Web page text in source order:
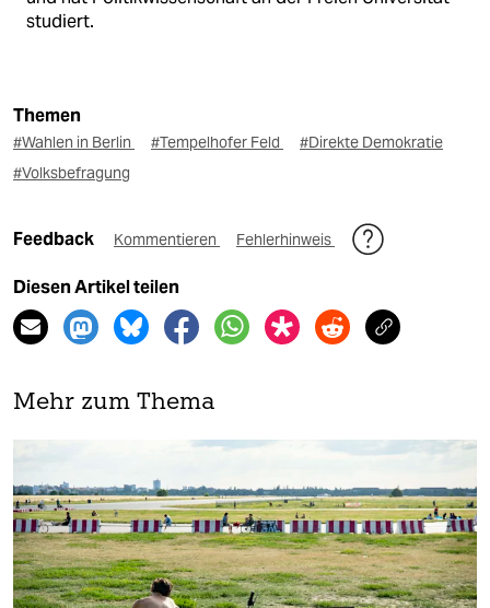
studiert.
Themen
#Wahlen in Berlin #Tempelhofer Feld
#Direkte Demokratie
#Volksbefragung
Feedback Kommentieren Fehlerhinweis
Diesen Artikel teilen
Mehr zum Thema